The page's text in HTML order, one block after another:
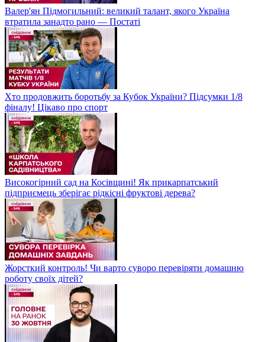
Валер'ян Підмогильний: великий талант, якого Україна
втратила занадто рано — Постаті
Хто продовжить боротьбу за Кубок України? Підсумки 1/8
фіналу! Цікаво про спорт
Високогірний сад на Косівщині! Як прикарпатський
підприємець зберігає рідкісні фруктові дерева?
Жорсткий контроль! Чи варто суворо перевіряти домашню
роботу своїх дітей?